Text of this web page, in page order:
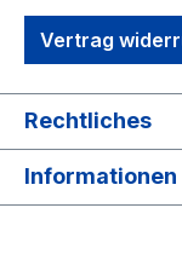
Vertrag
Rechtliches
Informationen